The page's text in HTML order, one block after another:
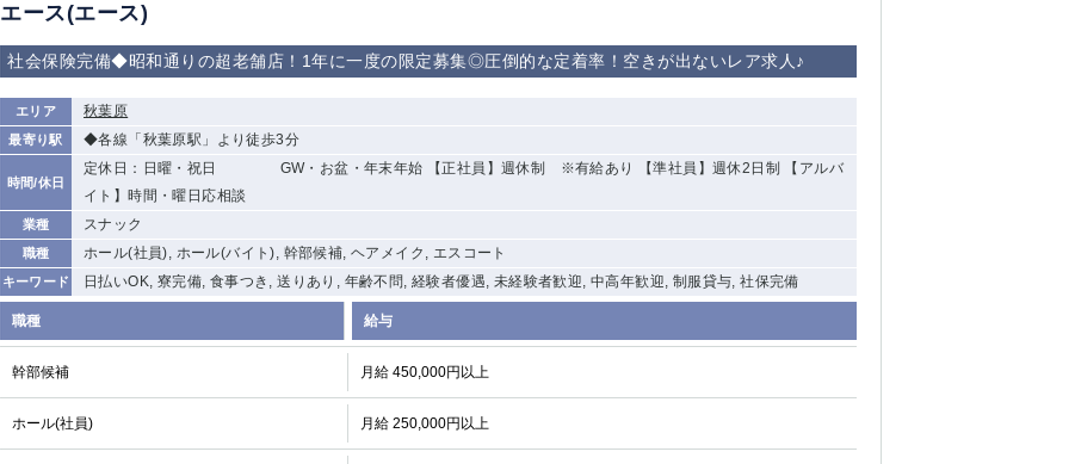
エース(エース)
社会保険完備◆昭和通りの超老舗店！1年に一度の限定募集◎圧倒的な定着率！空きが出ないレア求人♪
エリア 秋葉原
最寄り駅 ◆各線「秋葉原駅」より徒歩3分
時間/休日
定休日：日曜・祝日 GW・お盆・年末年始 【正社員】週休制 ※有給あり 【準社員】週休2日制 【アルバ
イト】時間・曜日応相談
業種 スナック
職種 ホール(社員), ホール(バイト), 幹部候補, ヘアメイク, エスコート
キーワード 日払いOK, 寮完備, 食事つき, 送りあり, 年齢不問, 経験者優遇, 未経験者歓迎, 中高年歓迎, 制服貸与, 社保完備
職種 給与
幹部候補 月給 450,000円以上
ホール(社員) 月給 250,000円以上